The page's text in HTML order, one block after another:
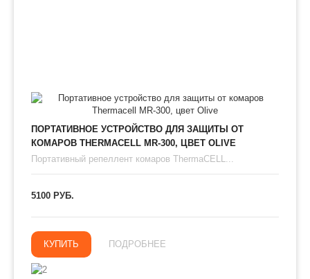
ПОРТАТИВНОЕ УСТРОЙСТВО ДЛЯ ЗАЩИТЫ ОТ
КОМАРОВ THERMAСЕLL MR-300, ЦВЕТ OLIVE
Портативный репеллент комаров ThermaCELL...
5100 РУБ.
КУПИТЬ ПОДРОБНЕЕ